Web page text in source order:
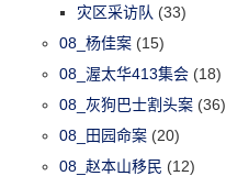
灾区采访队 (33)
08_杨佳案 (15)
08_渥太华413集会 (18)
08_灰狗巴士割头案 (36)
08_田园命案 (20)
08_赵本山移民 (12)